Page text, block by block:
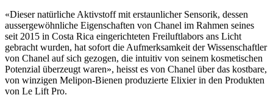
«Dieser natürliche Aktivstoff mit erstaunlicher Sensorik, dessen
aussergewöhnliche Eigenschaften von Chanel im Rahmen seines
seit 2015 in Costa Rica eingerichteten Freiluftlabors ans Licht
gebracht wurden, hat sofort die Aufmerksamkeit der Wissenschaftler
von Chanel auf sich gezogen, die intuitiv von seinem kosmetischen
Potenzial überzeugt waren», heisst es von Chanel über das kostbare,
von winzigen Melipon-Bienen produzierte Elixier in den Produkten
von Le Lift Pro.